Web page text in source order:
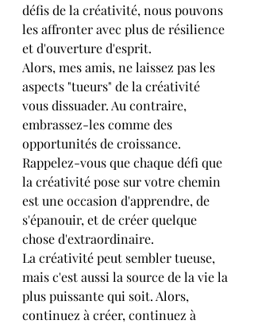
défis de la créativité, nous pouvons
les affronter avec plus de résilience
et d'ouverture d'esprit.
Alors, mes amis, ne laissez pas les
aspects "tueurs" de la créativité
vous dissuader. Au contraire,
embrassez-les comme des
opportunités de croissance.
Rappelez-vous que chaque défi que
la créativité pose sur votre chemin
est une occasion d'apprendre, de
s'épanouir, et de créer quelque
chose d'extraordinaire.
La créativité peut sembler tueuse,
mais c'est aussi la source de la vie la
plus puissante qui soit. Alors,
continuez à créer, continuez à